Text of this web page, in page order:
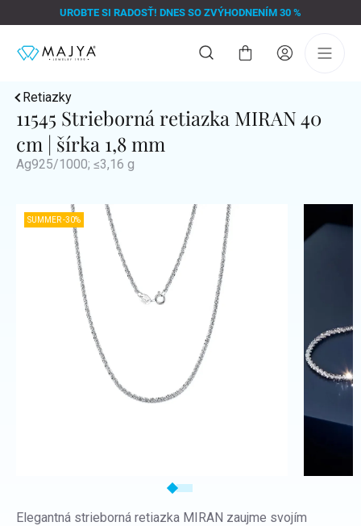
na
UROBTE SI RADOSŤ! DNES SO ZVÝHODNENÍM 30 %
Nákupný
Retiazky
11545 Strieborná retiazka MIRAN 40
cm | šírka 1,8 mm
Ag925/1000; ≤3,16 g
SUMMER -30%
Elegantná strieborná retiazka MIRAN zaujme svojím